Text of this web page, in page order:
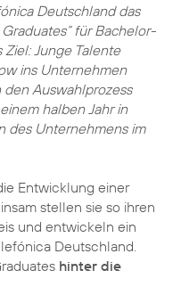
Deutschland das
für Bachelor-
Junge Talente
ins Unternehmen
Auswahlprozess
halben Jahr in
des Unternehmens im
Entwicklung einer
stellen sie so ihren
und entwickeln ein
Deutschland.
hinter die